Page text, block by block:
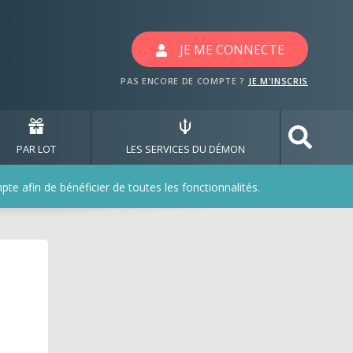
JE ME CONNECTE
PAS ENCORE DE COMPTE ? JE M'INSCRIS
PAR LOT LES SERVICES DU DÉMON
afin de bénéficier de toutes les fonctionnalités.